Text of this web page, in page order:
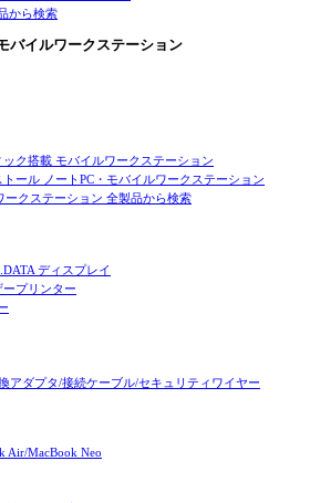
から検索
バイルワークステーション
ク搭載 モバイルワークステーション
ール ノートPC・モバイルワークステーション
ークステーション 全製品から検索
ディスプレイ
ープリンター
アダプタ/接続ケーブル/セキュリティワイヤー
Air/MacBook Neo